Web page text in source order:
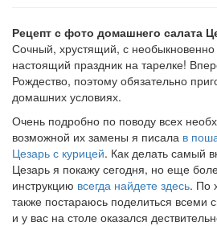
Рецепт с фото домашнего салата
Сочный, хрустящий, с необыкновенно
настоящий праздник на тарелке!
Рождество, поэтому обязательно
домашних условиях.
Очень подробно по поводу всех
возможной их замены я писала в
Цезарь с курицей. Как делать самый
Цезарь я покажу сегодня, но еще
инструкцию всегда найдете здесь. По
также постараюсь поделиться всеми
и у вас на столе оказался